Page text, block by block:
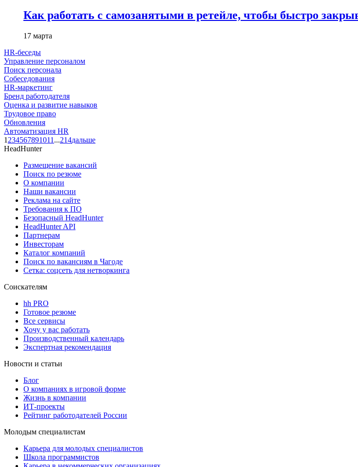
Как работать с самозанятыми в ретейле, чтобы быстро
17 марта
HR-беседы
Управление персоналом
Поиск персонала
Собеседования
HR-маркетинг
Бренд работодателя
Оценка и развитие навыков
Трудовое право
Обновления
Автоматизация HR
1 234567891011 ...214дальше
HeadHunter
Размещение вакансий
Поиск по резюме
О компании
Наши вакансии
Реклама на сайте
Требования к ПО
Безопасный HeadHunter
HeadHunter API
Партнерам
Инвесторам
Каталог компаний
Поиск по вакансиям в Чагоде
Сетка: соцсеть для нетворкинга
Соискателям
hh PRO
Готовое резюме
Все сервисы
Хочу у вас работать
Производственный календарь
Экспертная рекомендация
Новости и статьи
Блог
О компаниях в игровой форме
Жизнь в компании
ИТ-проекты
Рейтинг работодателей России
Молодым специалистам
Карьера для молодых специалистов
Школа программистов